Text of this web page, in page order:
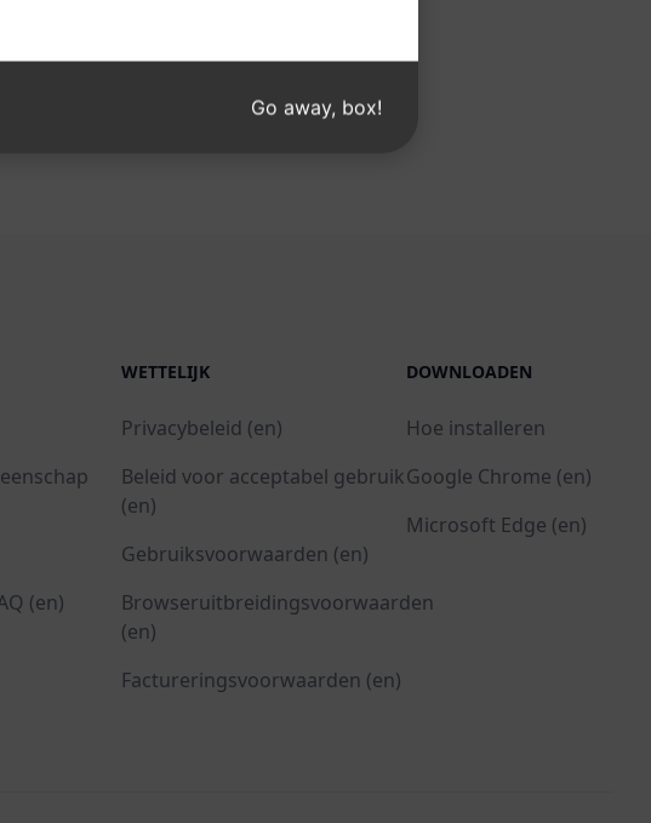
(en)
WETTELIJK
Privacybeleid (en)
Beleid voor acceptabel gebruik
(en)
Gebruiksvoorwaarden (en)
Browseruitbreidingsvoorwaarden
(en)
Factureringsvoorwaarden (en)
DOWNLOADEN
Hoe installeren
Google Chrome (en)
Microsoft Edge (en)
Go away, box!